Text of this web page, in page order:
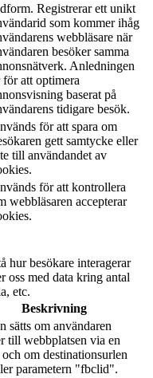
Registrerar ett unikt
som kommer ihåg
webbläsare när
besöker samma
Anledningen
för att optimera
baserat på
tidigare besök.
för att spara om
gett samtycke eller
till användandet av
för att kontrollera
webbläsaren accepterar
hur besökare interagerar
oss med data kring antal
etc.
Beskrivning
sätts om användaren
till webbplatsen via en
och om destinationsurlen
parametern "fbclid".